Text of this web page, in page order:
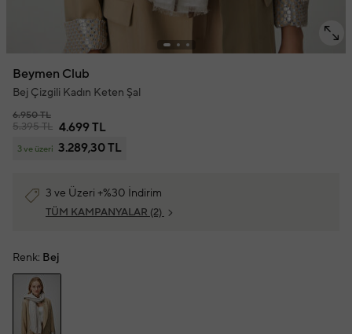
Beymen Club
Bej Çizgili Kadın Keten Şal
6.950 TL
5.395 TL 4.699 TL
3 ve üzeri 3.289,30 TL
3 ve Üzeri +%30 İndirim
TÜM KAMPANYALAR (2)
Renk: Bej